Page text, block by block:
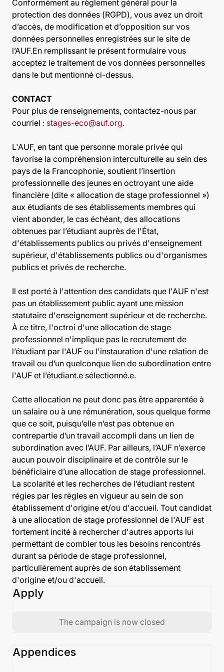
Conformément au règlement général pour la
protection des données (RGPD), vous avez un droit
d’accès, de modification et d’opposition sur vos
données personnelles enregistrées sur le site de
l’AUF.En remplissant le présent formulaire vous
acceptez le traitement de vos données personnelles
dans le but mentionné ci-dessus.
CONTACT
Pour plus de renseignements, contactez-nous par
courriel : stages-eco@auf.org.
L'AUF, en tant que personne morale privée qui
favorise la compréhension interculturelle au sein des
pays de la Francophonie, soutient l’insertion
professionnelle des jeunes en octroyant une aide
financière (dite « allocation de stage professionnel »)
aux étudiants de ses établissements membres qui
vient abonder, le cas échéant, des allocations
obtenues par l’étudiant auprès de l'État,
d'établissements publics ou privés d'enseignement
supérieur, d'établissements publics ou d'organismes
publics et privés de recherche.
Il est porté à l'attention des candidats que l'AUF n'est
pas un établissement public ayant une mission
statutaire d'enseignement supérieur et de recherche.
À ce titre, l'octroi d'une allocation de stage
professionnel n'implique pas le recrutement de
l’étudiant par l'AUF ou l'instauration d'une relation de
travail ou d’un quelconque lien de subordination entre
l'AUF et l’étudiant.e sélectionné.e.
Cette allocation ne peut donc pas être apparentée à
un salaire ou à une rémunération, sous quelque forme
que ce soit, puisqu’elle n’est pas obtenue en
contrepartie d’un travail accompli dans un lien de
subordination avec l’AUF. Par ailleurs, l’AUF n’exerce
aucun pouvoir disciplinaire et de contrôle sur le
bénéficiaire d’une allocation de stage professionnel.
La scolarité et les recherches de l’étudiant restent
régies par les règles en vigueur au sein de son
établissement d'origine et/ou d'accueil. Tout candidat
à une allocation de stage professionnel de l'AUF est
fortement incité à rechercher d'autres apports lui
permettant de combler tous les besoins rencontrés
durant sa période de stage professionnel,
particulièrement auprès de son établissement
d'origine et/ou d'accueil.
Apply
The campaign is now closed
Appendices